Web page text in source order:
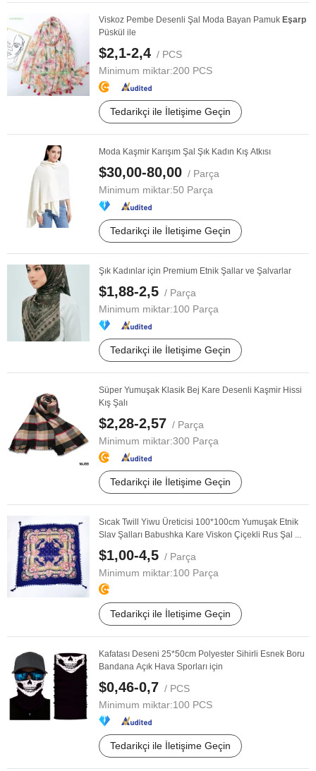
Viskoz Pembe Desenli Şal Moda Bayan Pamuk Eşarp
Püskül ile
$2,1-2,4 / PCS
Minimum miktar:200 PCS
Tedarikçi ile İletişime Geçin
Moda Kaşmir Karışım Şal Şık Kadın Kış Atkısı
$30,00-80,00 / Parça
Minimum miktar:50 Parça
Tedarikçi ile İletişime Geçin
Şık Kadınlar için Premium Etnik Şallar ve Şalvarlar
$1,88-2,5 / Parça
Minimum miktar:100 Parça
Tedarikçi ile İletişime Geçin
Süper Yumuşak Klasik Bej Kare Desenli Kaşmir Hissi
Kış Şalı
$2,28-2,57 / Parça
Minimum miktar:300 Parça
Tedarikçi ile İletişime Geçin
Sıcak Twill Yiwu Üreticisi 100*100cm Yumuşak Etnik
Slav Şalları Babushka Kare Viskon Çiçekli Rus Şal ...
$1,00-4,5 / Parça
Minimum miktar:100 Parça
Tedarikçi ile İletişime Geçin
Kafatası Deseni 25*50cm Polyester Sihirli Esnek Boru
Bandana Açık Hava Sporları için
$0,46-0,7 / PCS
Minimum miktar:100 PCS
Tedarikçi ile İletişime Geçin